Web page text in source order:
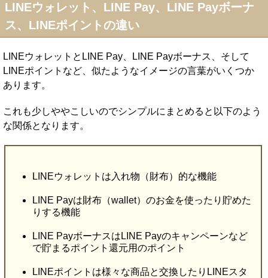
LINEウォレット、LINE Pay、LINE Payボーナ
ス、LINEポイントの違い
LINEウォレットとLINE Pay、LINE Payボーナス、そして
LINEポイントなど、似たようなイメージの言葉がいくつか
あります。
これも少しややこしいのでシンプルにまとめると以下のよう
な関係となります。
LINEウォレットは入れ物（財布）的な機能
LINE Payは財布（wallet）のお金を使ったり貯めた
りする機能
LINE PayボーナスはLINE Payのキャンペーンなど
で貯まるポイント還元用のポイント
LINEポイントは様々な商品と交換したりLINEスタ